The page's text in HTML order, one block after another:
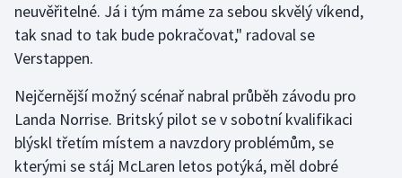
Motorsport
Olympijské hry
Parasport
Plavání
neuvěřitelné. Já i tým máme za sebou skvělý víkend,
tak snad to tak bude pokračovat," radoval se
Verstappen.
Nejčernější možný scénař nabral průběh závodu pro
Landa Norrise. Britský pilot se v sobotní kvalifikaci
blýskl třetím místem a navzdory problémům, se
kterými se stáj McLaren letos potýká, měl dobré